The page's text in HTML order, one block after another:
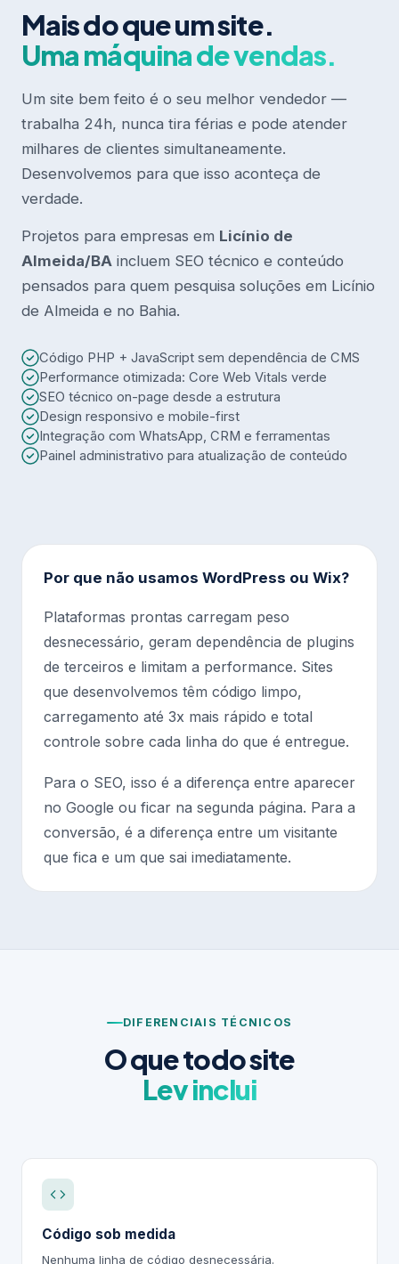
Mais do que um site.
Uma máquina de vendas.
Um site bem feito é o seu melhor vendedor —
trabalha 24h, nunca tira férias e pode atender
milhares de clientes simultaneamente.
Desenvolvemos para que isso aconteça de
verdade.
Projetos para empresas em Licínio de
Almeida/BA incluem SEO técnico e conteúdo
pensados para quem pesquisa soluções em Licínio
de Almeida e no Bahia.
Código PHP + JavaScript sem dependência de CMS
Performance otimizada: Core Web Vitals verde
SEO técnico on-page desde a estrutura
Design responsivo e mobile-first
Integração com WhatsApp, CRM e ferramentas
Painel administrativo para atualização de conteúdo
Por que não usamos WordPress ou Wix?
Plataformas prontas carregam peso
desnecessário, geram dependência de plugins
de terceiros e limitam a performance. Sites
que desenvolvemos têm código limpo,
carregamento até 3x mais rápido e total
controle sobre cada linha do que é entregue.
Para o SEO, isso é a diferença entre aparecer
no Google ou ficar na segunda página. Para a
conversão, é a diferença entre um visitante
que fica e um que sai imediatamente.
DIFERENCIAIS TÉCNICOS
O que todo site
Lev inclui
Código sob medida
Nenhuma linha de código desnecessária.